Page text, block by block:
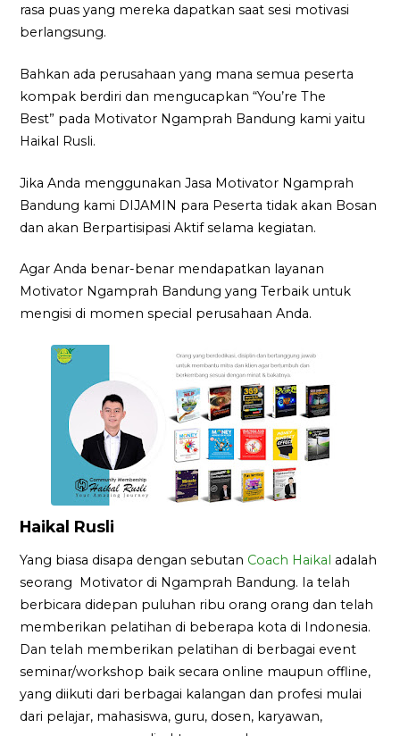
rasa puas yang mereka dapatkan saat sesi motivasi
berlangsung.
Bahkan ada perusahaan yang mana semua peserta
kompak berdiri dan mengucapkan “You’re The
Best” pada Motivator Ngamprah Bandung kami yaitu
Haikal Rusli.
Jika Anda menggunakan Jasa Motivator Ngamprah
Bandung kami DIJAMIN para Peserta tidak akan Bosan
dan akan Berpartisipasi Aktif selama kegiatan.
Agar Anda benar-benar mendapatkan layanan
Motivator Ngamprah Bandung yang Terbaik untuk
mengisi di momen special perusahaan Anda.
Haikal Rusli
Yang biasa disapa dengan sebutan Coach Haikal adalah
seorang Motivator di Ngamprah Bandung. Ia telah
berbicara didepan puluhan ribu orang orang dan telah
memberikan pelatihan di beberapa kota di Indonesia.
Dan telah memberikan pelatihan di berbagai event
seminar/workshop baik secara online maupun offline,
yang diikuti dari berbagai kalangan dan profesi mulai
dari pelajar, mahasiswa, guru, dosen, karyawan,